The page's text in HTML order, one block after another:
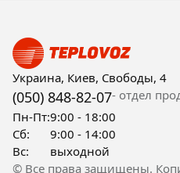
Украина, Киев, Свободы, 4
(050) 848-82-07- отдел
Пн-Пт:9:00 - 18:00
Сб:
9:00 - 14:00
Вс:
выходной
© Все права защищены.